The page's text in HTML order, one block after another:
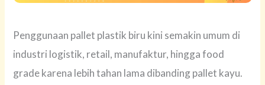
Penggunaan pallet plastik biru kini semakin umum di
industri logistik, retail, manufaktur, hingga food
grade karena lebih tahan lama dibanding pallet kayu.